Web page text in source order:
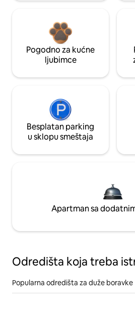
Pogodno za kućne
ljubimce
Besplatan parking
u sklopu smeštaja
Apartman sa
Odredišta koja treba
Popularna odredišta za duže boravke